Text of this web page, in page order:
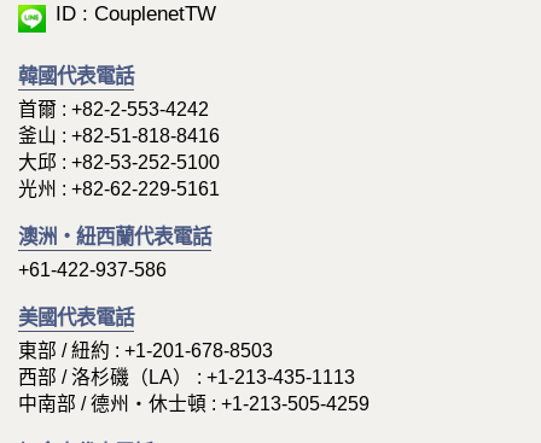
ID : CouplenetTW
韓國代表電話
首爾 : +82-2-553-4242
釜山 : +82-51-818-8416
大邱 : +82-53-252-5100
光州 : +82-62-229-5161
澳洲・紐西蘭代表電話
+61-422-937-586
美國代表電話
東部 / 紐約 : +1-201-678-8503
西部 / 洛杉磯（LA） : +1-213-435-1113
中南部 / 德州・休士頓 : +1-213-505-4259